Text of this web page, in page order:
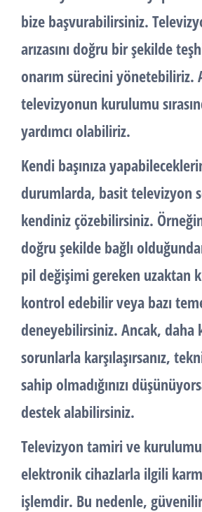
bize başvurabilirsiniz.
arızasını doğru bir şekilde
onarım sürecini yönetebiliriz.
televizyonun kurulumu
yardımcı olabiliriz.
Kendi başınıza
durumlarda, basit televizyon
kendiniz çözebilirsiniz.
doğru şekilde bağlı
pil değişimi gereken uzaktan
kontrol edebilir veya bazı
deneyebilirsiniz. Ancak, daha
sorunlarla karşılaşırsanız,
sahip olmadığınızı
destek alabilirsiniz.
Televizyon tamiri ve
elektronik cihazlarla ilgili
işlemdir. Bu nedenle,